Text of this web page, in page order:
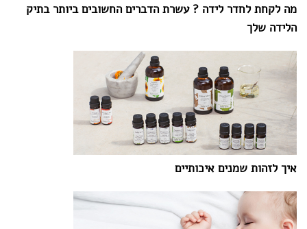
מה לקחת לחדר לידה ? עשרת הדברים החשובים ביותר בתיק
הלידה שלך
איך לזהות שמנים איכותיים